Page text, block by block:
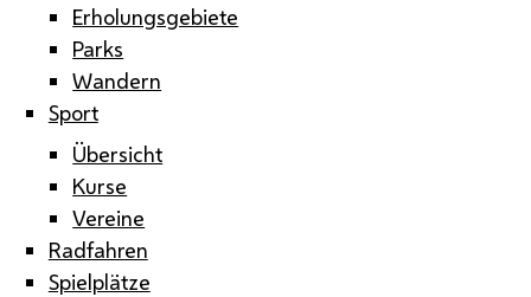
Erholungsgebiete
Parks
Wandern
Sport
Übersicht
Kurse
Vereine
Radfahren
Spielplätze